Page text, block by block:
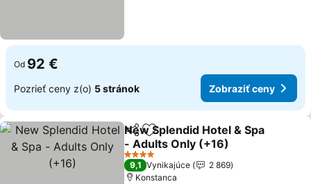
Od 92 €
Pozrieť ceny z(o) 5 stránok Zobraziť ceny
ZdieľaťPridať do obľúbených
New Splendid Hotel & Spa
- Adults Only (+16)
Zobraziť ceny
4 Počet hviezdičiek
9,1 Vynikajúce
2 869
Konstanca